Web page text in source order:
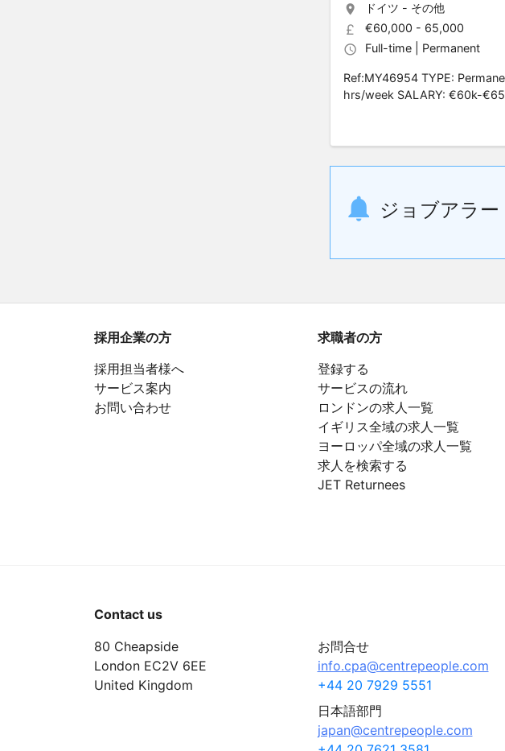
ドイツ - その他
€60,000 - 65,000
Full-time | Permanent
Ref:MY46954 TYPE:
hrs/week SALARY: €60k-
ジョブアラー
採用企業の方
採用担当者様へ
サービス案内
お問い合わせ
求職者の方
登録する
サービスの流れ
ロンドンの求人一覧
イギリス全域の求人一覧
ヨーロッパ全域の求人一覧
求人を検索する
JET Returnees
Contact us
80 Cheapside
London EC2V 6EE
United Kingdom
お問合せ
info.cpa@centrepeople.com
+44 20 7929 5551
日本語部門
japan@centrepeople.com